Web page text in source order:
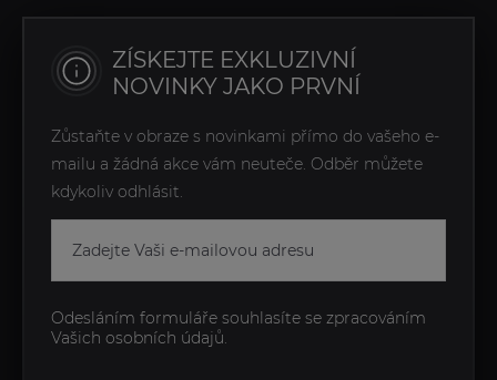
ZÍSKEJTE EXKLUZIVNÍ
NOVINKY JAKO PRVNÍ
Zůstaňte v obraze s novinkami přímo do vašeho e-
mailu a žádná akce vám neuteče. Odběr můžete
kdykoliv odhlásit.
Odesláním formuláře souhlasíte se zpracováním
Vašich osobních údajů.